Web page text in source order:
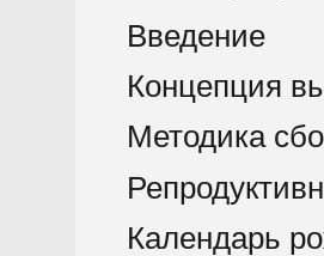
Введение
Концепция
Методика
Календарь